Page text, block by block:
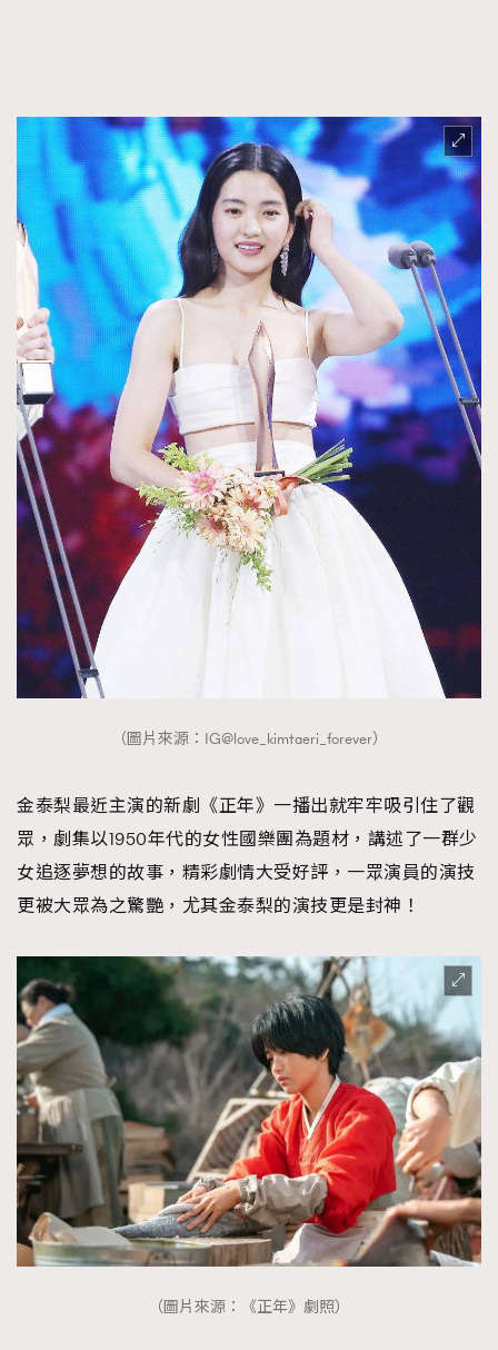
（圖片來源：IG@love_kimtaeri_forever）
金泰梨最近主演的新劇《正年》一播出就牢牢吸引住了觀
眾，劇集以1950年代的女性國樂團為題材，講述了一群少
女追逐夢想的故事，精彩劇情大受好評，一眾演員的演技
更被大眾為之驚艷，尤其金泰梨的演技更是封神！
（圖片來源：《正年》劇照）